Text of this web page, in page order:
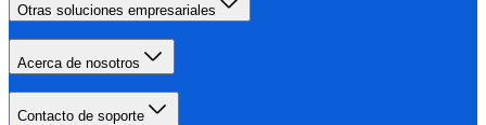
Otras soluciones empresariales
Acerca de nosotros
Contacto de soporte